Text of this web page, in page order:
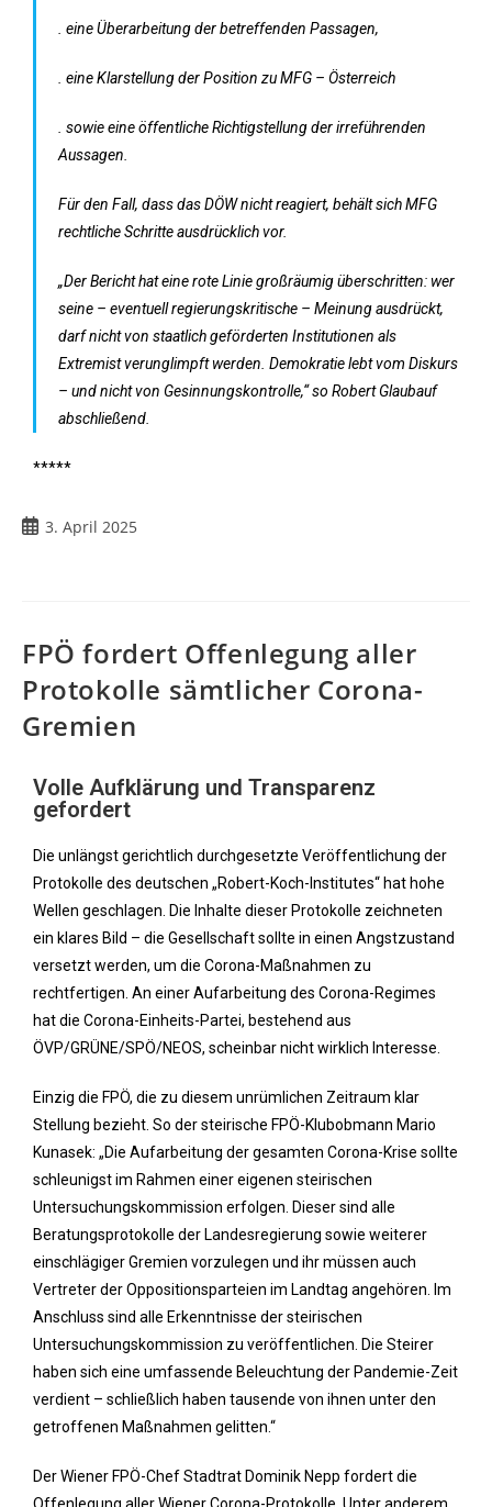
. eine Überarbeitung der betreffenden Passagen,
. eine Klarstellung der Position zu MFG – Österreich
. sowie eine öffentliche Richtigstellung der irreführenden
Aussagen.
Für den Fall, dass das DÖW nicht reagiert, behält sich MFG
rechtliche Schritte ausdrücklich vor.
„Der Bericht hat eine rote Linie großräumig überschritten: wer
seine – eventuell regierungskritische – Meinung ausdrückt,
darf nicht von staatlich geförderten Institutionen als
Extremist verunglimpft werden. Demokratie lebt vom Diskurs
– und nicht von Gesinnungskontrolle,“ so Robert Glaubauf
abschließend.
*****
3. April 2025
FPÖ fordert Offenlegung aller
Protokolle sämtlicher Corona-
Gremien
Volle Aufklärung und Transparenz
gefordert
Die unlängst gerichtlich durchgesetzte Veröffentlichung der
Protokolle des deutschen „Robert-Koch-Institutes“ hat hohe
Wellen geschlagen. Die Inhalte dieser Protokolle zeichneten
ein klares Bild – die Gesellschaft sollte in einen Angstzustand
versetzt werden, um die Corona-Maßnahmen zu
rechtfertigen. An einer Aufarbeitung des Corona-Regimes
hat die Corona-Einheits-Partei, bestehend aus
ÖVP/GRÜNE/SPÖ/NEOS, scheinbar nicht wirklich Interesse.
Einzig die FPÖ, die zu diesem unrümlichen Zeitraum klar
Stellung bezieht. So der steirische FPÖ-Klubobmann Mario
Kunasek: „Die Aufarbeitung der gesamten Corona-Krise sollte
schleunigst im Rahmen einer eigenen steirischen
Untersuchungskommission erfolgen. Dieser sind alle
Beratungsprotokolle der Landesregierung sowie weiterer
einschlägiger Gremien vorzulegen und ihr müssen auch
Vertreter der Oppositionsparteien im Landtag angehören. Im
Anschluss sind alle Erkenntnisse der steirischen
Untersuchungskommission zu veröffentlichen. Die Steirer
haben sich eine umfassende Beleuchtung der Pandemie-Zeit
verdient – schließlich haben tausende von ihnen unter den
getroffenen Maßnahmen gelitten.“
Der Wiener FPÖ-Chef Stadtrat Dominik Nepp fordert die